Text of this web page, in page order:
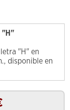
"H"
"H" en
disponible en